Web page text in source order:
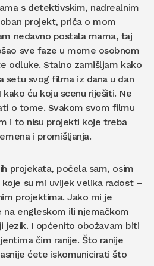
s detektivskim, nadrealnim
projekt, priča o mom
nedavno postala mama, taj
sve faze u mome osobnom
odluke. Stalno zamišljam kako
setu svog filma iz dana u dan
ću koju scenu riješiti. Ne
o tome. Svakom svom filmu
i to nisu projekti koje treba
i promišljanja.
projekata, počela sam, osim
su mi uvijek velika radost –
projektima. Jako mi je
engleskom ili njemačkom
jezik. I općenito obožavam biti
čim ranije. Što ranije
ćete iskomunicirati što